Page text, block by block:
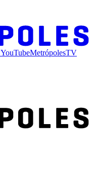
YouTubeMetrópolesTV